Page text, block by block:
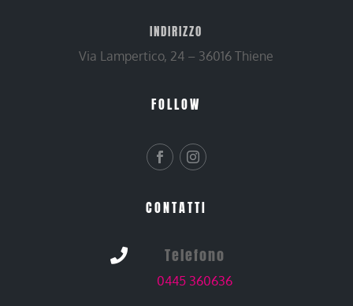
INDIRIZZO
Via Lampertico, 24 – 36016 Thiene
FOLLOW
CONTATTI
 Telefono
0445 360636